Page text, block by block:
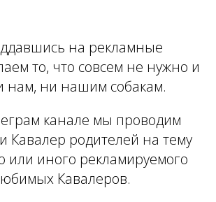
на рекламные
то, что совсем не нужно и
нам, ни нашим собакам.
канале мы проводим
Кавалер родителей на тему
или иного рекламируемого
Кавалеров.